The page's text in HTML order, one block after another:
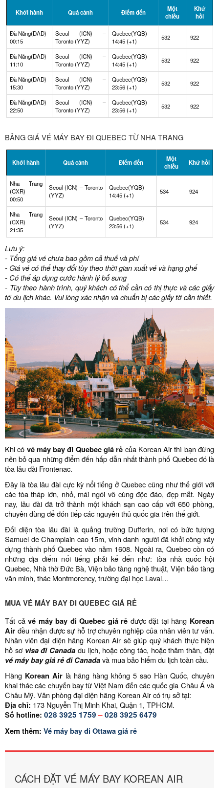
Khởi hành Quá cảnh Điểm đến
Một
chiều
Khứ
hồi
Đà Nẵng(DAD)
00:15
Seoul (ICN) –
Toronto (YYZ)
Quebec(YQB)
14:45 (+1)
532 922
Đà Nẵng(DAD)
11:10
Seoul (ICN) –
Toronto (YYZ)
Quebec(YQB)
14:45 (+1)
532 922
Đà Nẵng(DAD)
15:30
Seoul (ICN) –
Toronto (YYZ)
Quebec(YQB)
23:56 (+1)
532 922
Đà Nẵng(DAD)
22:50
Seoul (ICN) –
Toronto (YYZ)
Quebec(YQB)
23:56 (+1)
532 922
BẢNG GIÁ VÉ MÁY BAY ĐI QUEBEC TỪ NHA TRANG
Khởi hành Quá cảnh Điểm đến
Một
chiều
Khứ hồi
Nha Trang
(CXR)
00:50
Seoul (ICN) – Toronto
(YYZ)
Quebec(YQB)
14:45 (+1)
534 924
Nha Trang
(CXR)
21:35
Seoul (ICN) – Toronto
(YYZ)
Quebec(YQB)
23:56 (+1)
534 924
Lưu ý:
- Tổng giá vé chưa bao gồm cả thuế và phí
- Giá vé có thể thay đổi tùy theo thời gian xuất vé và hạng ghế
- Có thế áp dụng cước hành lý bổ sung
- Tùy theo hành trình, quý khách có thể cần có thị thực và các giấy
tờ du lịch khác. Vui lòng xác nhận và chuẩn bị các giấy tờ cần thiết.
Khi có vé máy bay đi Quebec giá rẻ của Korean Air thì bạn đừng
nên bỏ qua những điểm đến hấp dẫn nhất thành phố Quebec đó là
tòa lâu đài Frontenac.
Đây là tòa lâu đài cực kỳ nổi tiếng ở Quebec cũng như thế giới với
các tòa tháp lớn, nhỏ, mái ngói vô cùng độc đáo, đẹp mắt. Ngày
nay, lâu đài đã trở thành một khách sạn cao cấp với 650 phòng,
chuyên dùng để đón tiếp các nguyên thủ quốc gia trên thế giới.
Đối diện tòa lâu đài là quảng trường Dufferin, nơi có bức tượng
Samuel de Champlain cao 15m, vinh danh người đã khởi công xây
dựng thành phố Quebec vào năm 1608. Ngoài ra, Quebec còn có
những địa điểm nổi tiếng phải kể đến như: tòa nhà quốc hội
Quebec, Nhà thờ Đức Bà, Viện bảo tàng nghệ thuật, Viện bảo tàng
văn minh, thác Montmorency, trường đại học Laval…
MUA VÉ MÁY BAY ĐI QUEBEC GIÁ RẺ
Tất cảvé máy bay đi Quebec giá rẻ được đặt tại hãng Korean
Air đều nhận được sự hỗ trợ chuyên nghiệp của nhân viên tư vấn.
Nhân viên đại diện hãng Korean Air sẽ giúp quý khách thực hiện
hồ sơ visa đi Canada du lịch, hoặc công tác, hoặc thăm thân, đặt
vé máy bay giá rẻ đi Canadavà mua bảo hiểm du lịch toàn cầu.
Hãng Korean Air là hãng hàng không 5 sao Hàn Quốc, chuyên
khai thác các chuyến bay từ Việt Nam đến các quốc gia Châu Á và
Châu Mỹ. Văn phòng đại diện hãng Korean Air có trụ sở tại:
Địa chỉ: 173 Nguyễn Thị Minh Khai, Quận 1, TPHCM.
Số hotline: 028 3925 1759–028 3925 6479
Xem thêm: Vé máy bay đi Ottawa giá rẻ
CÁCH ĐẶT VÉ MÁY BAY KOREAN AIR